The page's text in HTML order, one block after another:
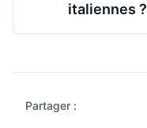
italiennes ?
Partager :